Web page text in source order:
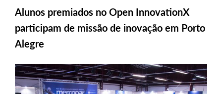
Alunos premiados no Open InnovationX
participam de missão de inovação em Porto
Alegre